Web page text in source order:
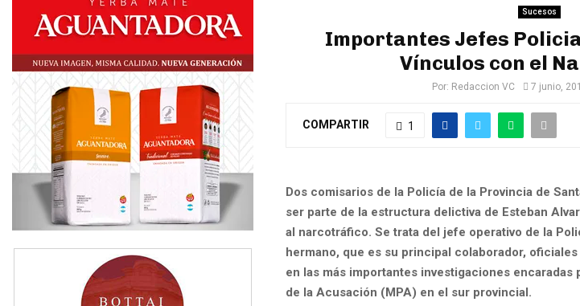
Sucesos
Importantes Jefes
Vínculos con el
Por: Redaccion VC 7 junio,
COMPARTIR 1
Dos comisarios de la Policía de la Provincia de
ser parte de la estructura delictiva de Esteban
al narcotráfico. Se trata del jefe operativo de la
hermano, que es su principal colaborador,
en las más importantes investigaciones
de la Acusación (MPA) en el sur provincial.